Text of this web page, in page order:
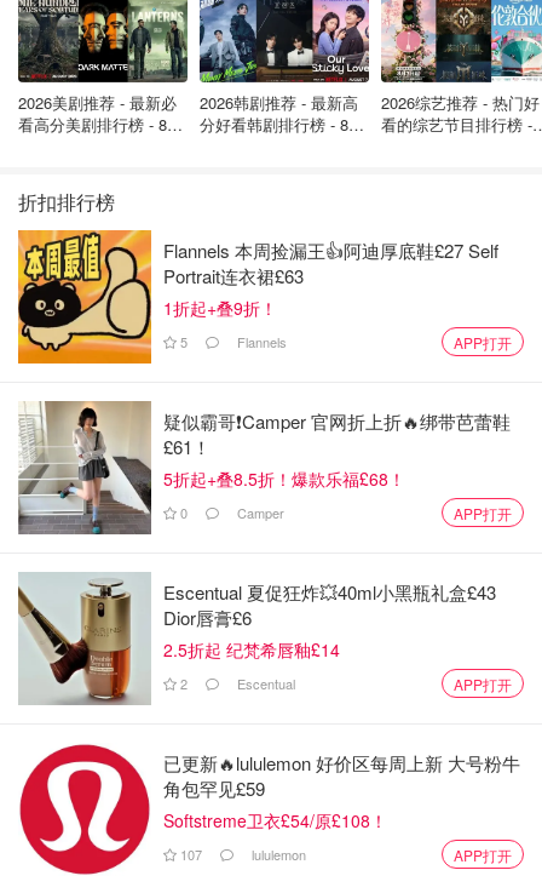
洗发露是透明黄色的啫喱状，除了激活头皮和减少掉发的作
用之外，还运用了micellar清洁技术，可以温和去除头皮的
老化角质。由于不含SLS，起泡度不是特别高，泡沫比较稀
薄，但是清洁力足够，我觉得洗完之后头皮感觉很轻松，发
效果。
2. Intensive Hair& Scalp Masque 丰盈发膜150ml
图片来自@夏乐客福尔摩兔，版权属于原作者
发膜的质地像乳霜一样，在头皮和发丝上均匀涂抹，等待2-
3分钟冲掉即可。如果有条件可以戴加热帽加热20分钟，作
一个针对头发和头皮的集中护理，用完头发很柔软，头皮也
感觉得到了滋润，就是用量稍微有点大，150毫升感觉用不
了很多次。
2026美剧推荐 - 最新必
看高分美剧排行榜 - 8月
2026韩剧推荐 - 最新高
分好看韩剧排行榜 - 8月
2026综艺推荐 - 热门好
看的综艺节目排行榜 -
折扣排行榜
Flannels 本周捡漏王👍阿迪厚底鞋£27 Self
Portrait连衣裙£63
1折起+叠9折！
5 Flannels APP打开
疑似霸哥❗️Camper 官网折上折🔥绑带芭蕾鞋
£61！
5折起+叠8.5折！爆款乐福£68！
0 Camper APP打开
Escentual 夏促狂炸💥40ml小黑瓶礼盒£43
Dior唇膏£6
2.5折起 纪梵希唇釉£14
2 Escentual APP打开
已更新🔥lululemon 好价区每周上新 大号粉牛
角包罕见£59
Softstreme卫衣£54/原£108！
107 lululemon APP打开